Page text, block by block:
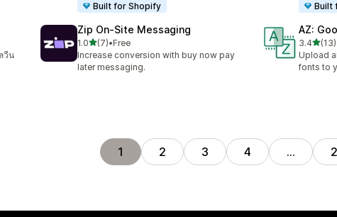
Built for Shopify
Built
วีน
Zip On‑Site Messaging
1.0เต็ม 5 ดาว
(7)
ทั้งหมด 7 รีวิว
•Free
Increase conversion with buy now pay
later messaging.
AZ:
3.4เต็ม 5
(13)
ทั้งหมด
Upload
fonts to
1 2 3 4 …